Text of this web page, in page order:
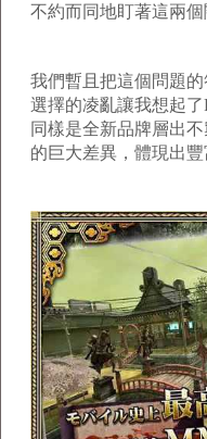
不約而同地盯著這兩個
我們暫且把這個問題
選擇的凌亂讓我想起了
同樣是全新品牌層出
的巨大差異，體現出豐